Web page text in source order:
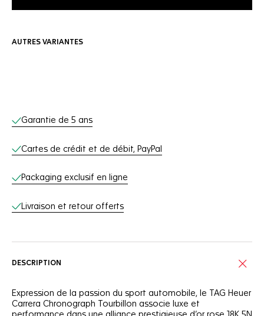
AUTRES VARIANTES
Services en ligne
Garantie de 5 ans
Cartes de crédit et de débit, PayPal
Packaging exclusif en ligne
Livraison et retour offerts
DESCRIPTION
Expression de la passion du sport automobile, le TAG Heuer
Carrera Chronograph Tourbillon associe luxe et